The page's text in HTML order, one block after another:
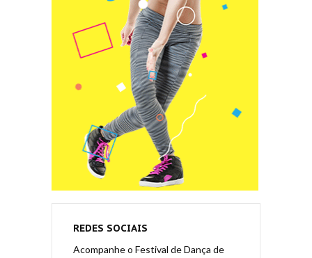
REDES SOCIAIS
Acompanhe o Festival de Dança de